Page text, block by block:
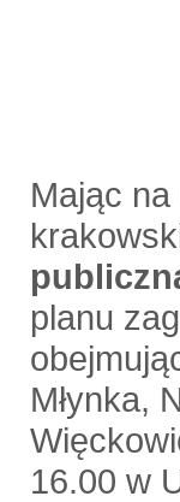
Mając
planu
Młynka,
16.00 w